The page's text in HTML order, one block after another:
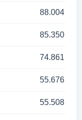
88.004
85.350
74.861
55.676
55.508